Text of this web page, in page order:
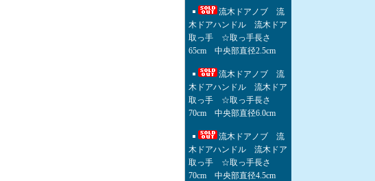
流木ドアノブ 流
木ドアハンドル 流木ドア
取っ手 ☆取っ手長さ
65cm 中央部直径2.5cm
流木ドアノブ 流
木ドアハンドル 流木ドア
取っ手 ☆取っ手長さ
70cm 中央部直径6.0cm
流木ドアノブ 流
木ドアハンドル 流木ドア
取っ手 ☆取っ手長さ
70cm 中央部直径4.5cm